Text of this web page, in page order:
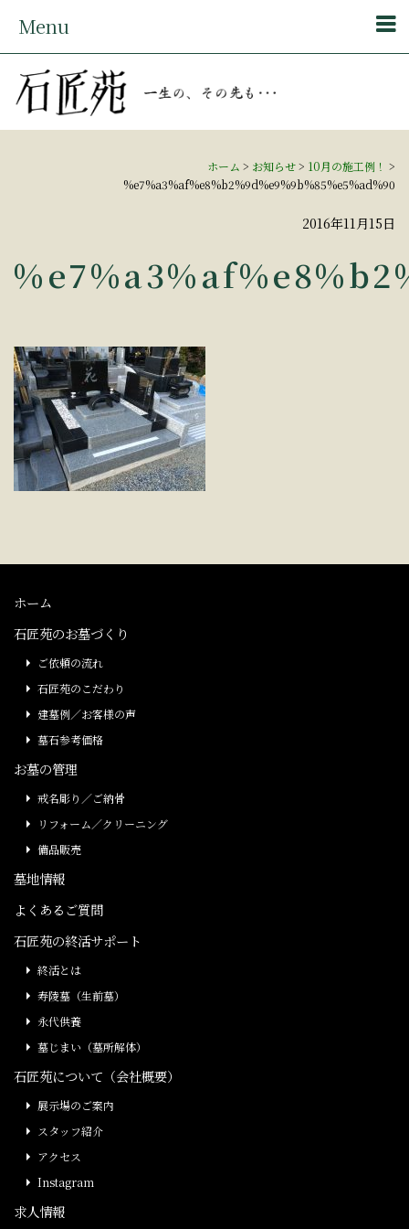
Menu
ホーム > お知らせ> 10月の施工例！ >
%e7%a3%af%e8%b2%9d%e9%9b%85%e5%ad%90
2016年11月15日
ホーム
石匠苑のお墓づくり
ご依頼の流れ
石匠苑のこだわり
建墓例／お客様の声
墓石参考価格
お墓の管理
戒名彫り／ご納骨
リフォーム／クリーニング
備品販売
墓地情報
よくあるご質問
石匠苑の終活サポート
終活とは
寿陵墓（生前墓）
永代供養
墓じまい（墓所解体）
石匠苑について（会社概要）
展示場のご案内
スタッフ紹介
アクセス
Instagram
求人情報